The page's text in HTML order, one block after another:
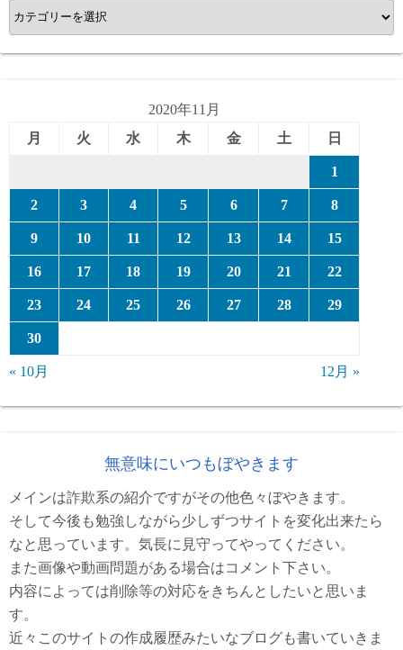
カ
テ
ゴ
2020年11月
月
火 水 木 金 土 日
1
2 3 4 5 6 7 8
9 10 11 12 13 14 15
16 17 18 19 20 21 22
23 24 25 26 27 28 29
30
« 10月 12月 »
無意味にいつもぼやきます
メインは詐欺系の紹介ですがその他色々ぼやきます。
そして今後も勉強しながら少しずつサイトを変化出来たら
なと思っています。気長に見守ってやってください。
また画像や動画問題がある場合はコメント下さい。
内容によっては削除等の対応をきちんとしたいと思いま
す。
近々このサイトの作成履歴みたいなブログも書いていきま